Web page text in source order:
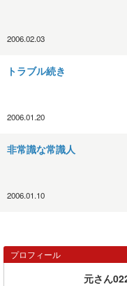
2006.02.03
トラブル続き
2006.01.20
非常識な常識人
2006.01.10
プロフィール
元さん